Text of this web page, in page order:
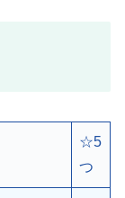
☆5
つ